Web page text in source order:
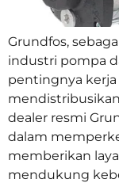
Grundfos,
industri pompa
pentingnya
dealer resmi
dalam
memberikan
mendukung